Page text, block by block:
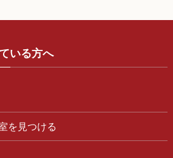
いる方へ
を見つける